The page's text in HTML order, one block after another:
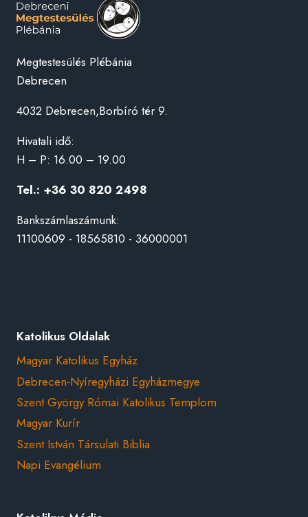
Megtestesülés Plébánia
Debrecen
4032 Debrecen,Borbíró tér 9.
Hivatali idő:
H – P: 16.00 – 19.00
Tel.: +36 30 820 2498
Bankszámlaszámunk:
11100609 - 18565810 - 36000001
Katolikus Oldalak
Magyar Katolikus Egyház
Debrecen-Nyíregyházi Egyházmegye
Szent György Római Katolikus Templom
Magyar Kurír
Szent István Társulati Biblia
Napi Evangélium